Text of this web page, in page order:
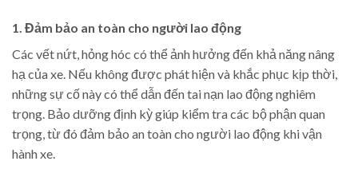
1. Đảm bảo an toàn cho người lao động
Các vết nứt, hỏng hóc có thể ảnh hưởng đến khả năng nâng
hạ của xe. Nếu không được phát hiện và khắc phục kịp thời,
những sự cố này có thể dẫn đến tai nạn lao động nghiêm
trọng. Bảo dưỡng định kỳ giúp kiểm tra các bộ phận quan
trọng, từ đó đảm bảo an toàn cho người lao động khi vận
hành xe.